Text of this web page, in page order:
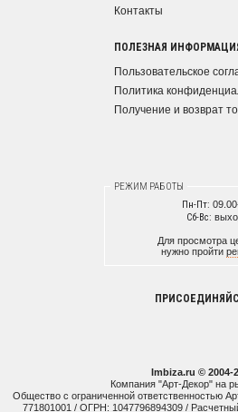
Контакты
ПОЛЕЗНАЯ
Пользовательское
Политика
Получение и возврат
РЕЖИМ РАБОТЫ
Пн-Пт:
Сб-Вс:
Для просмотра
нужно пройти
Imbiza.ru © 2004-
Компания "Арт-Декор" на
Общество с ограниченной ответственностью
771801001 / ОГРН: 1047796894309 /